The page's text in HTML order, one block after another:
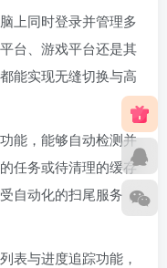
上同时登录并管理多
台、游戏平台还是其
能实现无缝切换与高
能，能够自动检测并
任务或待清理的缓存
自动化的扫尾服务，
表与进度追踪功能，